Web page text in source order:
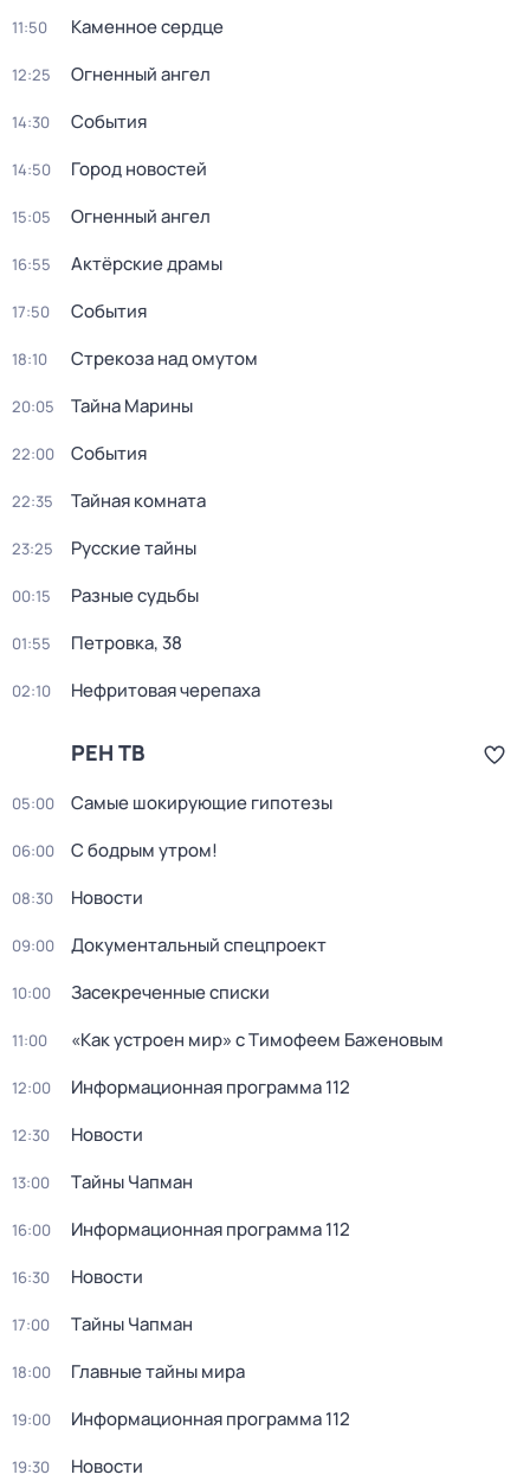
11:50 Каменное сердце
12:25 Огненный ангел
14:30 События
14:50 Город новостей
15:05 Огненный ангел
16:55 Актёрские драмы
17:50 События
18:10 Стрекоза над омутом
20:05 Тайна Марины
22:00 События
22:35 Тайная комната
23:25 Русские тайны
00:15 Разные судьбы
01:55 Петровка, 38
02:10 Нефритовая черепаха
РЕН ТВ
05:00 Самые шoкиpующие гипотезы
06:00 С бодрым утром!
08:30 Новости
09:00 Документальный спецпроект
10:00 Заcекрeченные списки
11:00 «Как устроен мир» с Тимофеем Баженовым
12:00 Информационная программа 112
12:30 Новости
13:00 Тaйны Чапман
16:00 Информационная программа 112
16:30 Новости
17:00 Тaйны Чапман
18:00 Главные тайны мира
19:00 Информационная программа 112
19:30 Новости